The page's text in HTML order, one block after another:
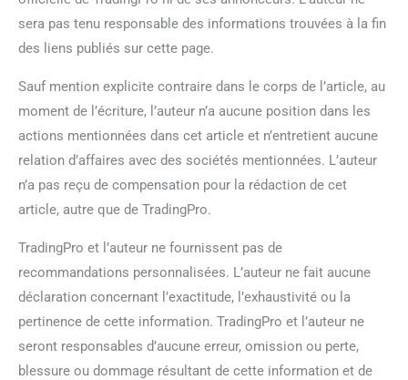
sera pas tenu responsable des informations trouvées à la fin
des liens publiés sur cette page.
Sauf mention explicite contraire dans le corps de l’article, au
moment de l’écriture, l’auteur n’a aucune position dans les
actions mentionnées dans cet article et n’entretient aucune
relation d’affaires avec des sociétés mentionnées. L’auteur
n’a pas reçu de compensation pour la rédaction de cet
article, autre que de TradingPro.
TradingPro et l’auteur ne fournissent pas de
recommandations personnalisées. L’auteur ne fait aucune
déclaration concernant l’exactitude, l’exhaustivité ou la
pertinence de cette information. TradingPro et l’auteur ne
seront responsables d’aucune erreur, omission ou perte,
blessure ou dommage résultant de cette information et de